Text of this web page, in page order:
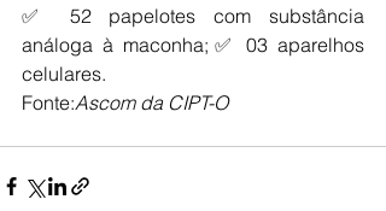
✅ 52 papelotes com substância
análoga à maconha;✅ 03 aparelhos
celulares.
Fonte:Ascom da CIPT-O